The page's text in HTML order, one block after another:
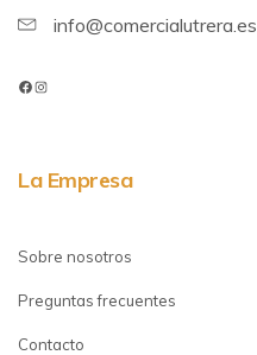
info@comercialutrera.es
La Empresa
Sobre nosotros
Preguntas frecuentes
Contacto